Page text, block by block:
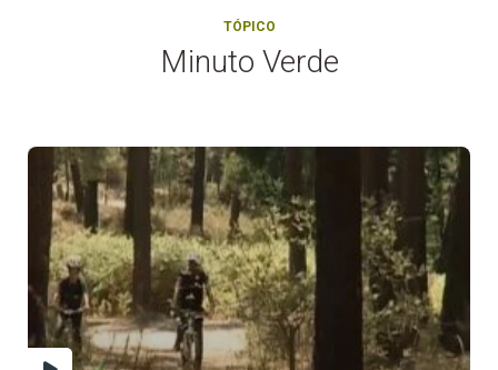
TÓPICO
Minuto Verde